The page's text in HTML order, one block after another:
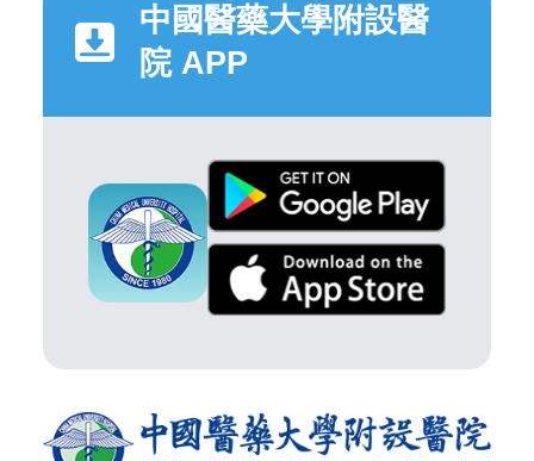
中國醫藥大學附設醫
院 APP